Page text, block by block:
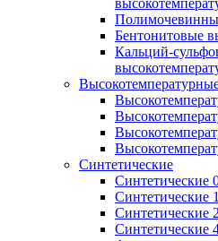
Бентонитовые
Кальций-
Синтетические
Синтетические
Синтетические
Синтетические
Синтетические